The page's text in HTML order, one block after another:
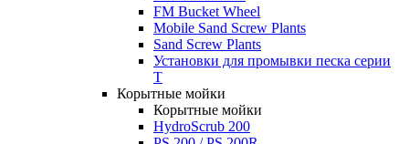
FM Bucket Wheel
Mobile Sand Screw Plants
Sand Screw Plants
Установки для промывки песка серии
Т
Корытные мойки
Корытные мойки
HydroScrub 200